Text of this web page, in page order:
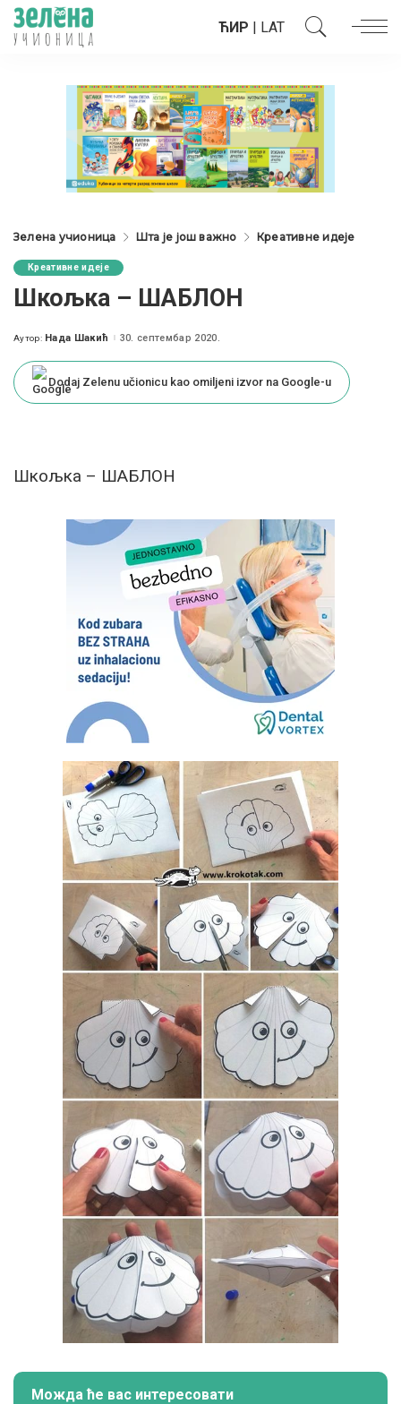
ЋИР | LAT
Зелена учионица Шта је још важно Креативне идеје
Креативне идеје
Шкољка – ШАБЛОН
Posted
Аутор: Нада Шакић 30. септембар 2020.
Dodaj Zelenu učionicu kao omiljeni izvor na Google-u
Шкољка – ШАБЛОН
Можда ће вас интересовати